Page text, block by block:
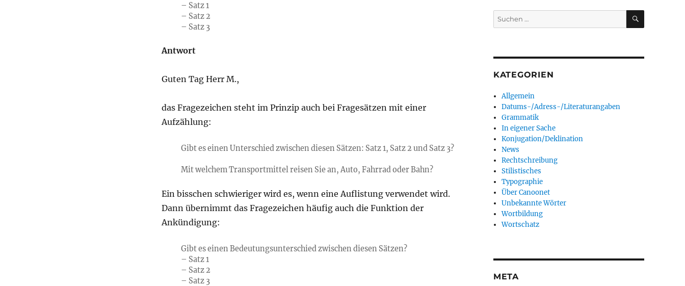
– Satz 1
– Satz 2
– Satz 3
Antwort
Guten Tag Herr M.,
das Fragezeichen steht im Prinzip auch bei Fragesätzen mit einer
Aufzählung:
Gibt es einen Unterschied zwischen diesen Sätzen: Satz 1, Satz 2 und Satz 3?
Mit welchem Transportmittel reisen Sie an, Auto, Fahrrad oder Bahn?
Ein bisschen schwieriger wird es, wenn eine Auflistung verwendet wird.
Dann übernimmt das Fragezeichen häufig auch die Funktion der
Ankündigung:
Gibt es einen Bedeutungsunterschied zwischen diesen Sätzen?
– Satz 1
– Satz 2
– Satz 3
Suchen
nach:
SUCHEN
KATEGORIEN
Allgemein
Datums-/Adress-/Literaturangaben
Grammatik
In eigener Sache
Konjugation/Deklination
News
Rechtschreibung
Stilistisches
Typographie
Über Canoonet
Unbekannte Wörter
Wortbildung
Wortschatz
META